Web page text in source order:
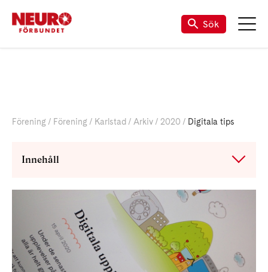
Till vår Facebook-sida
Sök
Förening Förening Karlstad Arkiv 2020 Digitala tips
Innehåll